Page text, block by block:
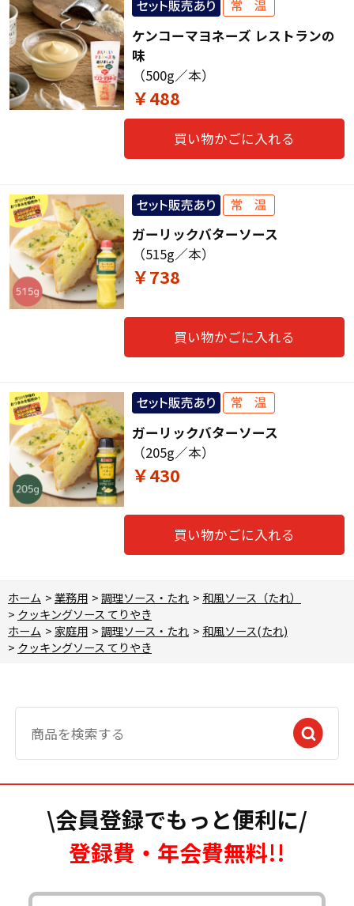
ケンコーマヨネーズ レストランの
味
（500g／本）
￥488
買い物かごに入れる
ガーリックバターソース
（515g／本）
￥738
買い物かごに入れる
ガーリックバターソース
（205g／本）
￥430
買い物かごに入れる
ホーム >業務用 >調理ソース・たれ > 和風ソース（たれ）
> クッキングソース てりやき
ホーム >家庭用 >調理ソース・たれ > 和風ソース(たれ)
> クッキングソース てりやき
\会員登録でもっと便利に/
登録費・年会費無料!!